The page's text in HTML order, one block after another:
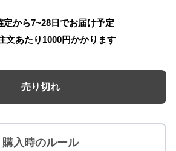
定から7~28日でお届け予定
文あたり 1000円かかります
売り切れ
購入時のルール